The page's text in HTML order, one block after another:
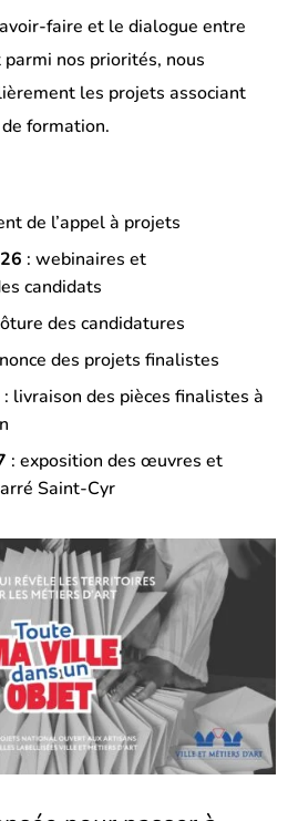
faire et le dialogue entre
nos priorités, nous
les projets associant
formation.
de l’appel à projets
: webinaires et
candidats
des candidatures
des projets finalistes
: livraison des pièces finalistes à
: exposition des œuvres et
Saint-Cyr